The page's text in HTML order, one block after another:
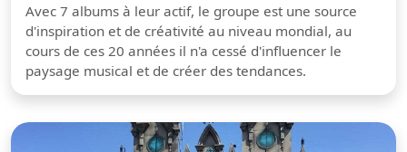
Avec 7 albums à leur actif, le groupe est une source
d'inspiration et de créativité au niveau mondial, au
cours de ces 20 années il n'a cessé d'influencer le
paysage musical et de créer des tendances.